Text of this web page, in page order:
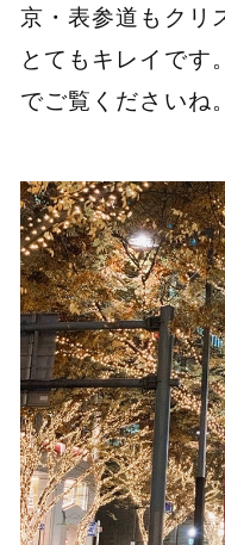
京・表参道もクリ
とてもキレイです
でご覧くださいね。